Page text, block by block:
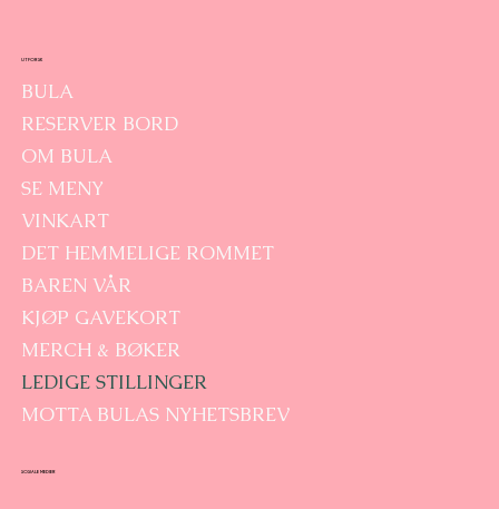
UTFORSK
BULA
RESERVER BORD
OM BULA
SE MENY
VINKART
DET HEMMELIGE ROMMET
BAREN VÅR
KJØP GAVEKORT
MERCH & BØKER
LEDIGE STILLINGER
MOTTA BULAS NYHETSBREV
SOSIALE MEDIER